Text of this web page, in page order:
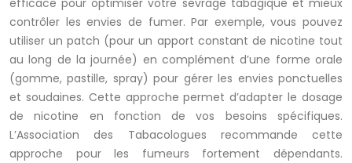
efficace pour optimiser votre sevrage tabagique et mieux
contrôler les envies de fumer. Par exemple, vous pouvez
utiliser un patch (pour un apport constant de nicotine tout
au long de la journée) en complément d’une forme orale
(gomme, pastille, spray) pour gérer les envies ponctuelles
et soudaines. Cette approche permet d’adapter le dosage
de nicotine en fonction de vos besoins spécifiques.
L’Association des Tabacologues recommande cette
approche pour les fumeurs fortement dépendants.